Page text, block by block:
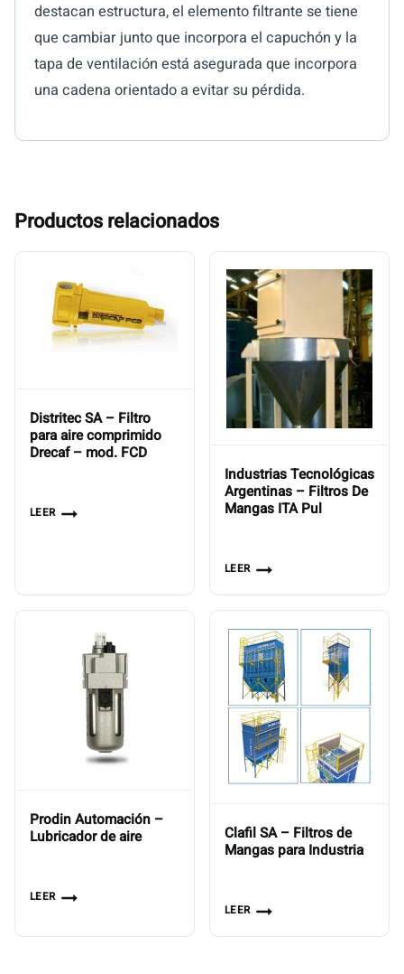
destacan estructura, el elemento filtrante se tiene
que cambiar junto que incorpora el capuchón y la
tapa de ventilación está asegurada que incorpora
una cadena orientado a evitar su pérdida.
Productos relacionados
Distritec SA – Filtro
para aire comprimido
Drecaf – mod. FCD
LEER
Industrias Tecnológicas
Argentinas – Filtros De
Mangas ITA Pul
LEER
Prodin Automación –
Lubricador de aire
LEER
Clafil SA – Filtros de
Mangas para Industria
LEER